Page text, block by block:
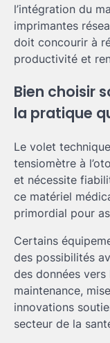
l’intégration du
imprimantes
doit concourir à
productivité et
Bien choisir
la pratique
Le volet
tensiomètre à
et nécessite
ce matériel
primordial pour
Certains
des possibilités
des données
maintenance,
innovations
secteur de la